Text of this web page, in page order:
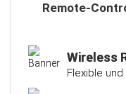
Remote-
Wireless
Flexible
Kalibrierungsfunktion
Das Steuergerät